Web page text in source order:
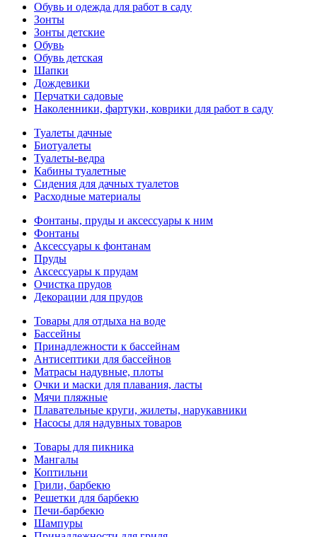
Обувь и одежда для работ в саду
Зонты
Зонты детские
Обувь
Обувь детская
Шапки
Дождевики
Перчатки садовые
Наколенники, фартуки, коврики для работ в саду
Туалеты дачные
Биотуалеты
Туалеты-ведра
Кабины туалетные
Сидения для дачных туалетов
Расходные материалы
Фонтаны, пруды и аксессуары к ним
Фонтаны
Аксессуары к фонтанам
Пруды
Аксессуары к прудам
Очистка прудов
Декорации для прудов
Товары для отдыха на воде
Бассейны
Принадлежности к бассейнам
Антисептики для бассейнов
Матраcы надувные, плоты
Очки и маски для плавания, ласты
Мячи пляжные
Плавательные круги, жилеты, нарукавники
Насосы для надувных товаров
Товары для пикника
Мангалы
Коптильни
Грили, барбекю
Решетки для барбекю
Печи-барбекю
Шампуры